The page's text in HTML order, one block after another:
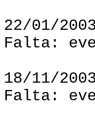
22/01/
Falta:
18/11/
Falta: